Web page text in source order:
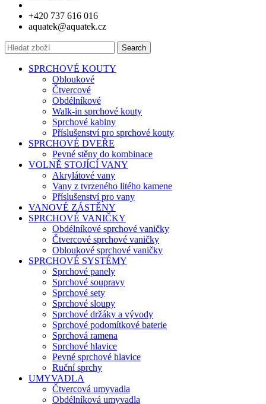
+420 737 616 016
aquatek@aquatek.cz
Search
SPRCHOVÉ KOUTY
Obloukové
Čtvercové
Obdélníkové
Walk-in sprchové kouty
Sprchové kabiny
Příslušenství pro sprchové kouty
SPRCHOVÉ DVEŘE
Pevné stěny do kombinace
VOLNĚ STOJÍCÍ VANY
Akrylátové vany
Vany z tvrzeného litého kamene
Příslušenství pro vany
VANOVÉ ZÁSTĚNY
SPRCHOVÉ VANIČKY
Obdélníkové sprchové vaničky
Čtvercové sprchové vaničky
Obloukové sprchové vaničky
SPRCHOVÉ SYSTÉMY
Sprchové panely
Sprchové soupravy
Sprchové sety
Sprchové sloupy
Sprchové držáky a vývody
Sprchové podomítkové baterie
Sprchová ramena
Sprchové hlavice
Pevné sprchové hlavice
Ruční sprchy
UMYVADLA
Čtvercová umyvadla
Obdélníková umyvadla